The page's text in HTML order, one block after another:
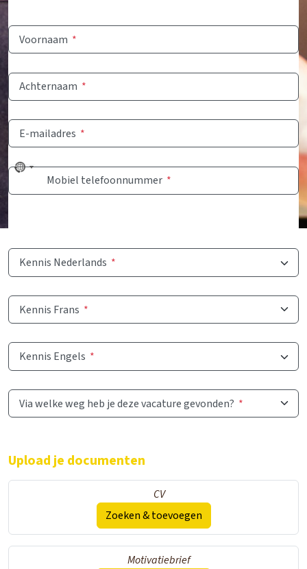
Voornaam *
Achternaam *
E-mailadres *
No
countryMobiel telefoonnummer *
Kennis Nederlands *
Kennis Frans *
Kennis Engels *
Via welke weg heb je deze vacature gevonden? *
Upload je documenten
CV
Zoeken & toevoegen
Motivatiebrief